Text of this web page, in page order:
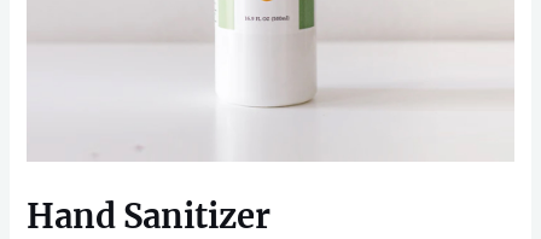
Hand Sanitizer